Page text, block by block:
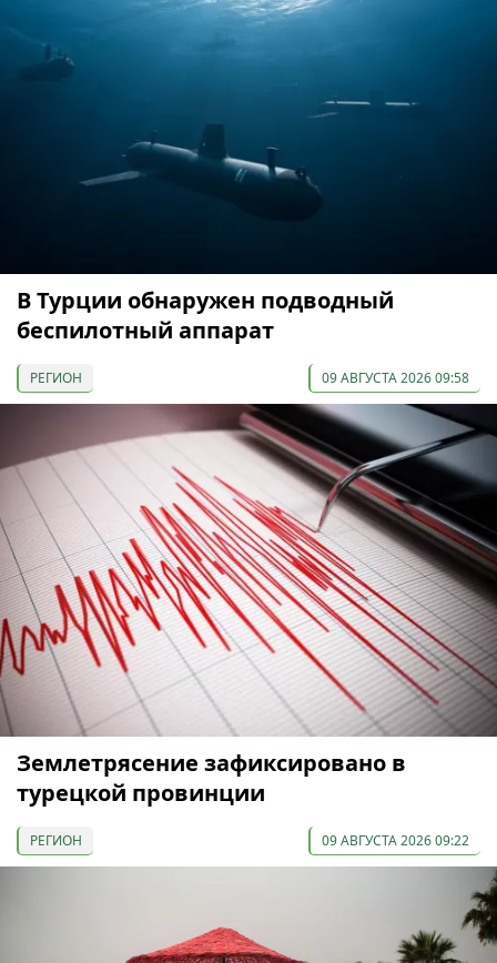
В Турции обнаружен подводный
беспилотный аппарат
РЕГИОН 09 АВГУСТА 2026 09:58
Землетрясение зафиксировано в
турецкой провинции
РЕГИОН 09 АВГУСТА 2026 09:22